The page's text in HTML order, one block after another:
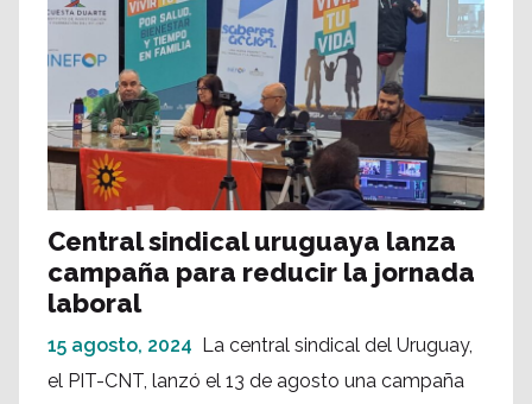
Central sindical uruguaya lanza
campaña para reducir la jornada
laboral
15 agosto, 2024
La central sindical del Uruguay,
el PIT-CNT, lanzó el 13 de agosto una campaña